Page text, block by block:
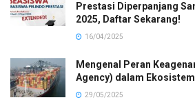
Prestasi Diperpanjang
2025, Daftar Sekarang!
16/04/2025
Mengenal Peran
Agency) dalam
29/05/2025